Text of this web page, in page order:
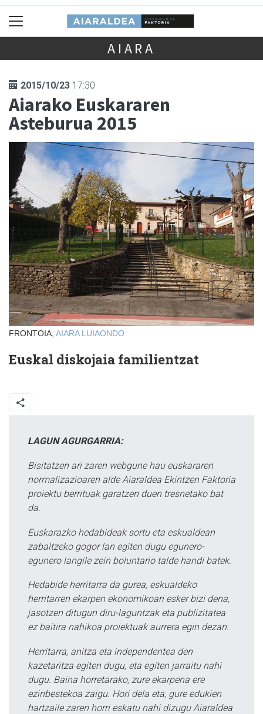
AIARA
2015/10/23 17:30
Aiarako Euskararen
Asteburua 2015
FRONTOIA, AIARA LUIAONDO
Euskal diskojaia familientzat
LAGUN AGURGARRIA:
Bisitatzen ari zaren webgune hau euskararen
normalizazioaren alde Aiaraldea Ekintzen Faktoria
proiektu berrituak garatzen duen tresnetako bat
da.
Euskarazko hedabideak sortu eta eskualdean
zabaltzeko gogor lan egiten dugu egunero-
egunero langile zein boluntario talde handi batek.
Hedabide herritarra da gurea, eskualdeko
herritarren ekarpen ekonomikoari esker bizi dena,
jasotzen ditugun diru-laguntzak eta publizitatea
ez baitira nahikoa proiektuak aurrera egin dezan.
Herritarra, anitza eta independentea den
kazetaritza egiten dugu, eta egiten jarraitu nahi
dugu. Baina horretarako, zure ekarpena ere
ezinbestekoa zaigu. Hori dela eta, gure edukien
hartzaile zaren horri eskatu nahi dizugu Aiaraldea